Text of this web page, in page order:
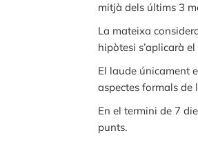
mitjà dels últims 3
La mateixa
hipòtesi s’aplicarà
El laude únicament
aspectes formals
En el termini de 7
punts.